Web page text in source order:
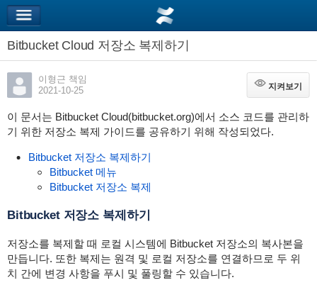
Bitbucket Cloud 저장소 복제하기
이형근 책임
2021-10-25
지켜보기
지켜보기
이 문서는 Bitbucket Cloud(bitbucket.org)에서 소스 코드를 관리하
기 위한 저장소 복제 가이드를 공유하기 위해 작성되었다.
Bitbucket 저장소 복제하기
Bitbucket 메뉴
Bitbucket 저장소 복제
Bitbucket 저장소 복제하기
저장소를 복제할 때 로컬 시스템에 Bitbucket 저장소의 복사본을
만듭니다. 또한 복제는 원격 및 로컬 저장소를 연결하므로 두 위
치 간에 변경 사항을 푸시 및 풀링할 수 있습니다.